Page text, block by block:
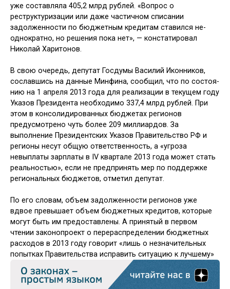
уже составляла 405,2 млрд рублей. «Вопрос о
реструктуризации или даже частичном списании
задолженности по бюджетным кредитам ставился не­
однократно, но решения пока нет», — констатировал
Николай Харитонов.
В свою очередь, депутат Госдумы Ва­силий Иконников,
сославшись на дан­ные Минфина, сообщил, что по состоя­
нию на 1 апреля 2013 года для реализа­ции в текущем году
Указов Президента необходимо 337,4 млрд рублей. При
этом в консолидированных бюджетах регио­нов
предусмотрено чуть более 209 мил­лиардов. За
выполнение Президентских Указов Правительство РФ и
регионы несут общую ответственность, а «угроза
невыплаты зарплаты в IV квартале 2013 года может стать
реальностью», если не предпринять мер по поддержке
регио­нальных бюджетов, отметил депутат.
По его словам, объем задолжен­ности регионов уже
вдвое превышает объем бюджетных кредитов, которые
могут быть им предоставлены. А при­нятый в первом
чтении законопроект о перераспределении бюджетных
рас­ходов в 2013 году говорит «лишь о не­значительных
попытках Правитель­ства исправить ситуацию к лучшему»